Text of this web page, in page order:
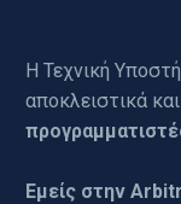
Η Τεχνική
αποκλειστικά
Εμείς στην